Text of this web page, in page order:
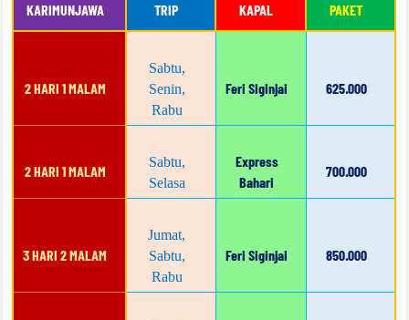
KARIMUNJAWA
TRIP
KAPAL
PAKET
2 HARI 1 MALAM
Sabtu,
Senin,
Rabu
Feri Siginjai 625.000
2 HARI 1 MALAM
Sabtu,
Selasa
Express
Bahari
700.000
3 HARI 2 MALAM
Jumat,
Sabtu,
Rabu
Feri Siginjai 850.000